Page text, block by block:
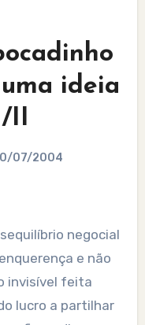
ideia
II
07/2004
negocial
e não
invisível feita
lucro a partilhar